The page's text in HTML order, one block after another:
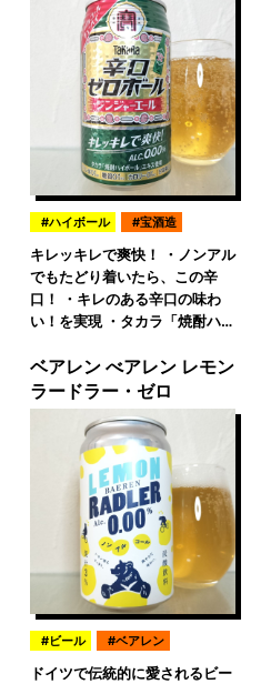
ハイボール 宝酒造
キレッキレで爽快！ ・ノンアル
でもたどり着いたら、この辛
口！ ・キレのある辛口の味わ
い！を実現 ・タカラ「焼酎ハ…
ベアレン べアレン レモン
ラードラー・ゼロ
ビール ベアレン
ドイツで伝統的に愛されるビー